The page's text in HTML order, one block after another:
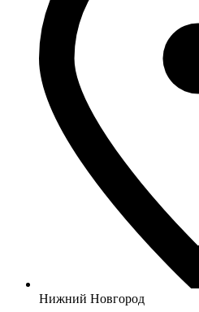
Нижний Новгород